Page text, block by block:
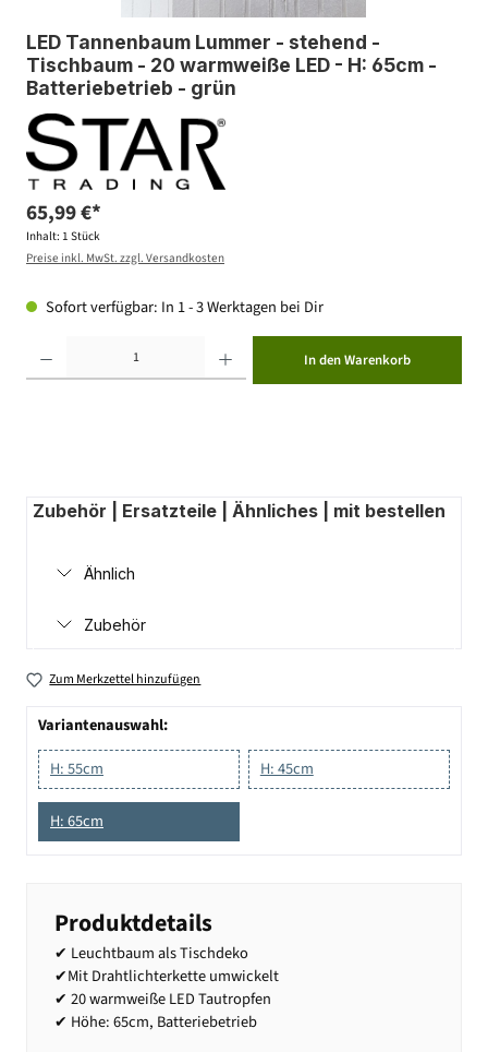
LED Tannenbaum Lummer - stehend -
Tischbaum - 20 warmweiße LED - H: 65cm -
Batteriebetrieb - grün
65,99 €*
Inhalt: 1 Stück
Preise inkl. MwSt. zzgl. Versandkosten
Sofort verfügbar: In 1 - 3 Werktagen bei Dir
In den Warenkorb
Zubehör | Ersatzteile | Ähnliches | mit bestellen
Ähnlich
Zubehör
Zum Merkzettel hinzufügen
Variantenauswahl:
H: 55cm
H: 45cm
H: 65cm
Produktdetails
✔ Leuchtbaum als Tischdeko
✔Mit Drahtlichterkette umwickelt
✔ 20 warmweiße LED Tautropfen
✔ Höhe: 65cm, Batteriebetrieb